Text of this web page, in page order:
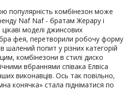
популярність комбінезон може
Naf Naf - братам Жерару і
цікаві моделі джинсових
фея, перетворили робочу форму
шалений попит у різних категорій
комбінезони в стилі диско
вбраннями співака Елвіса
виконавців. Ось так повільно,
конячка» стала підніматися по